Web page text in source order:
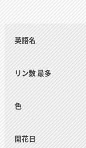
英語名
リン数 最多
色
開花日